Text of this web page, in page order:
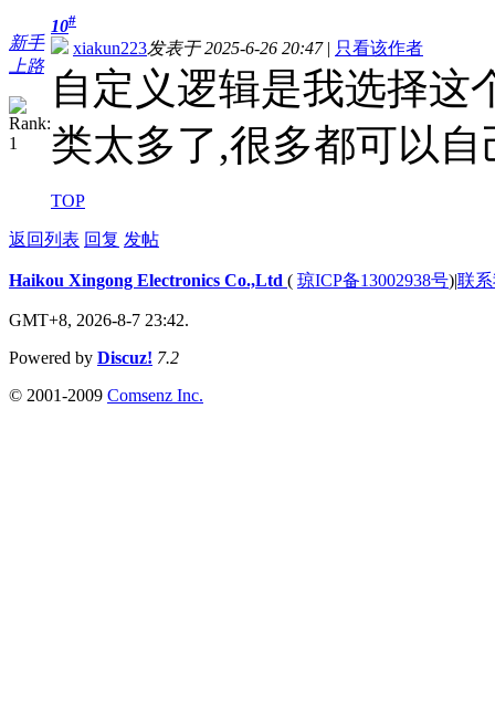
新手
上路
10#
xiakun223发表于 2025-6-26 20:47| 只看该作者
自定义逻辑是我选择这
类太多了,很多都可以
TOP
返回列表 回复 发帖
Haikou Xingong Electronics Co.,Ltd ( 琼ICP备13002938号)|联
GMT+8, 2026-8-7 23:42.
Powered by Discuz! 7.2
© 2001-2009 Comsenz Inc.